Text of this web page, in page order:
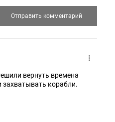
вернуть времена
корабли.